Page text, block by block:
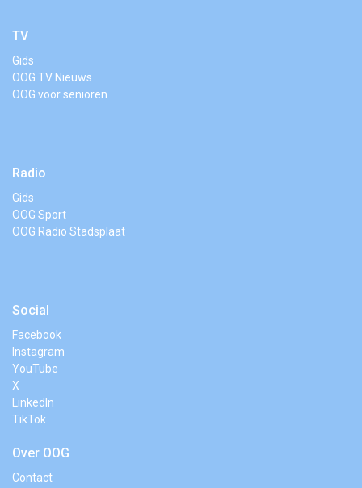
TV
Gids
OOG TV Nieuws
OOG voor senioren
Radio
Gids
OOG Sport
OOG Radio Stadsplaat
Social
Facebook
Instagram
YouTube
X
LinkedIn
TikTok
Over OOG
Contact